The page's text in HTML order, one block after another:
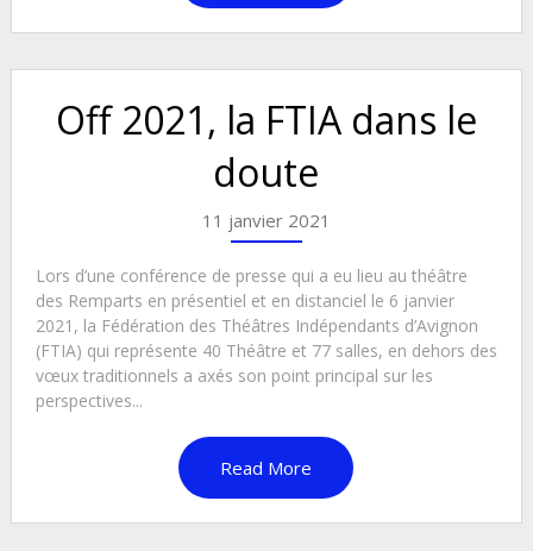
Off 2021, la FTIA dans le
doute
11 janvier 2021
Lors d’une conférence de presse qui a eu lieu au théâtre
des Remparts en présentiel et en distanciel le 6 janvier
2021, la Fédération des Théâtres Indépendants d’Avignon
(FTIA) qui représente 40 Théâtre et 77 salles, en dehors des
vœux traditionnels a axés son point principal sur les
perspectives...
Read More